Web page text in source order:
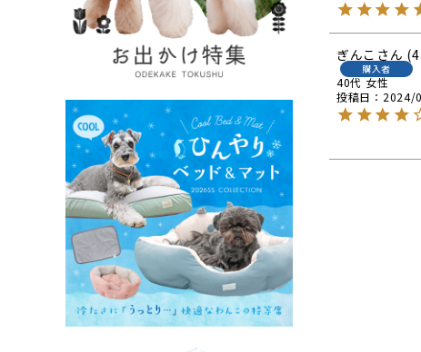
ぎんこ 4
購入者
40代 女性
投稿日
2024/